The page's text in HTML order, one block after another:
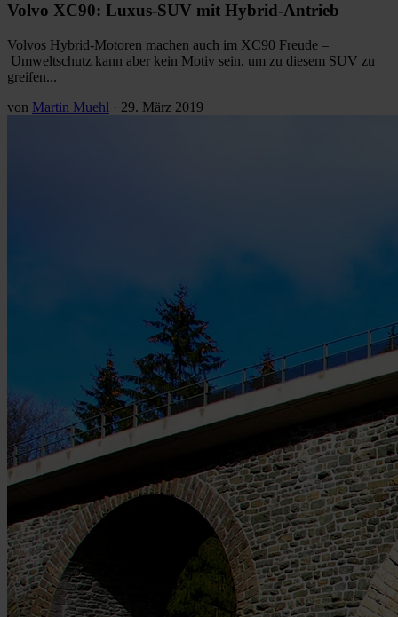
Volvo XC90: Luxus-SUV mit Hybrid-Antrieb
Volvos Hybrid-Motoren machen auch im XC90 Freude –
Umweltschutz kann aber kein Motiv sein, um zu diesem SUV zu
greifen...
von Martin Muehl · 29. März 2019